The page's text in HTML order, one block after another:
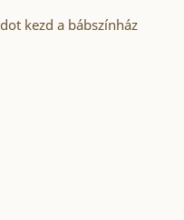
kezd a bábszínház